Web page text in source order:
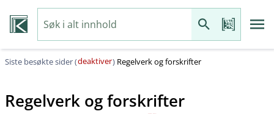
Siste besøkte sider (deaktiver) Regelverk og forskrifter
Regelverk og forskrifter